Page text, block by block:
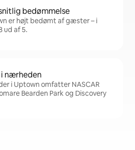
bedømmelse
er højt bedømt af gæster – i
ud af 5.
nærheden
i Uptown omfatter NASCAR
Bearden Park og Discovery